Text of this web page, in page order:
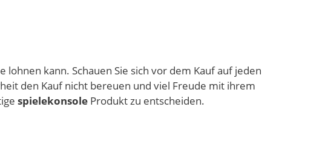
lohnen kann. Schauen Sie sich vor dem Kauf auf jeden
den Kauf nicht bereuen und viel Freude mit ihrem
spielekonsole Produkt zu entscheiden.